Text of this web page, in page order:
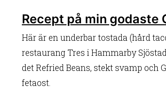
Recept på min godaste
Här är en underbar tostada (hård
restaurang Tres i Hammarby
det Refried Beans, stekt svamp och
fetaost.